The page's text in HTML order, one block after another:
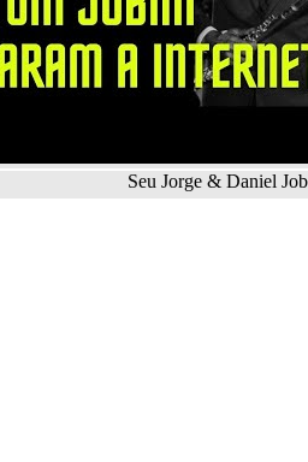
Seu Jorge & Daniel